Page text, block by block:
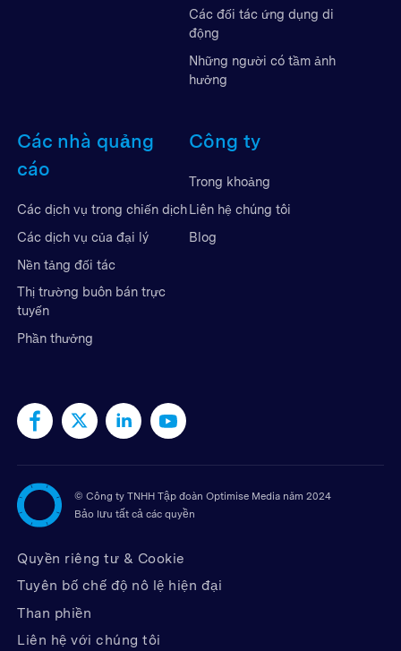
Các đối tác ứng dụng di
động
Những người có tầm ảnh
hưởng
Các nhà quảng
cáo
Các dịch vụ trong chiến dịch
Các dịch vụ của đại lý
Nền tảng đối tác
Thị trường buôn bán trực
tuyến
Phần thưởng
Công ty
Trong khoảng
Liên hệ chúng tôi
Blog
© Công ty TNHH Tập đoàn Optimise Media năm 2024
Bảo lưu tất cả các quyền
Quyền riêng tư & Cookie
Tuyên bố chế độ nô lệ hiện đại
Than phiền
Liên hệ với chúng tôi